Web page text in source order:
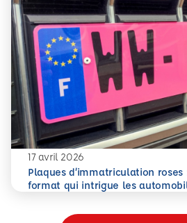
17 avril 2026
Plaques d’immatriculation roses
format qui intrigue les
En savoir plus
Plaques d’immatriculation